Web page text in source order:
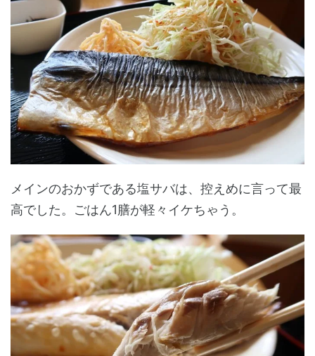
メインのおかずである塩サバは、控えめに言って最
高でした。ごはん1膳が軽々イケちゃう。